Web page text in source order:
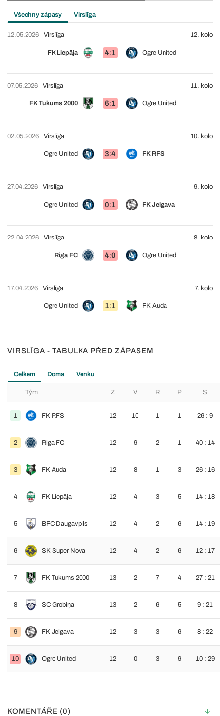
Všechny zápasy Virslīga
12.05.2026
FK Liepāja 4:1 Ogre United
Virslīga 12. kolo
07.05.2026
FK Tukums 2000 6:1 Ogre United
Virslīga 11. kolo
02.05.2026
Ogre United 3:4 FK RFS
Virslīga 10. kolo
27.04.2026
Ogre United 0:1 FK Jelgava
Virslīga 9. kolo
22.04.2026
Riga FC 4:0 Ogre United
Virslīga 8. kolo
17.04.2026
Ogre United 1:1 FK Auda
Virslīga 7. kolo
VIRSLĪGA - TABULKA PŘED ZÁPASEM
Celkem Doma Venku
Tým Z V R P S
1 FK RFS 12 10 1 1 26 : 9
2 Riga FC 12 9 2 1 40 : 14
3 FK Auda 12 8 1 3 26 : 16
4 FK Liepāja 12 4 3 5 14 : 18
5 BFC Daugavpils 12 4 2 6 14 : 19
6 SK Super Nova 12 4 2 6 12 : 17
7 FK Tukums 2000 13 2 7 4 27 : 21
8 SC Grobiņa 13 2 6 5 9 : 21
9 FK Jelgava 12 3 3 6 8 : 22
10 Ogre United 12 0 3 9 10 : 29
KOMENTÁŘE (0)